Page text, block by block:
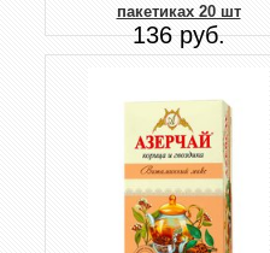
пакетиках 20 шт
136 руб.